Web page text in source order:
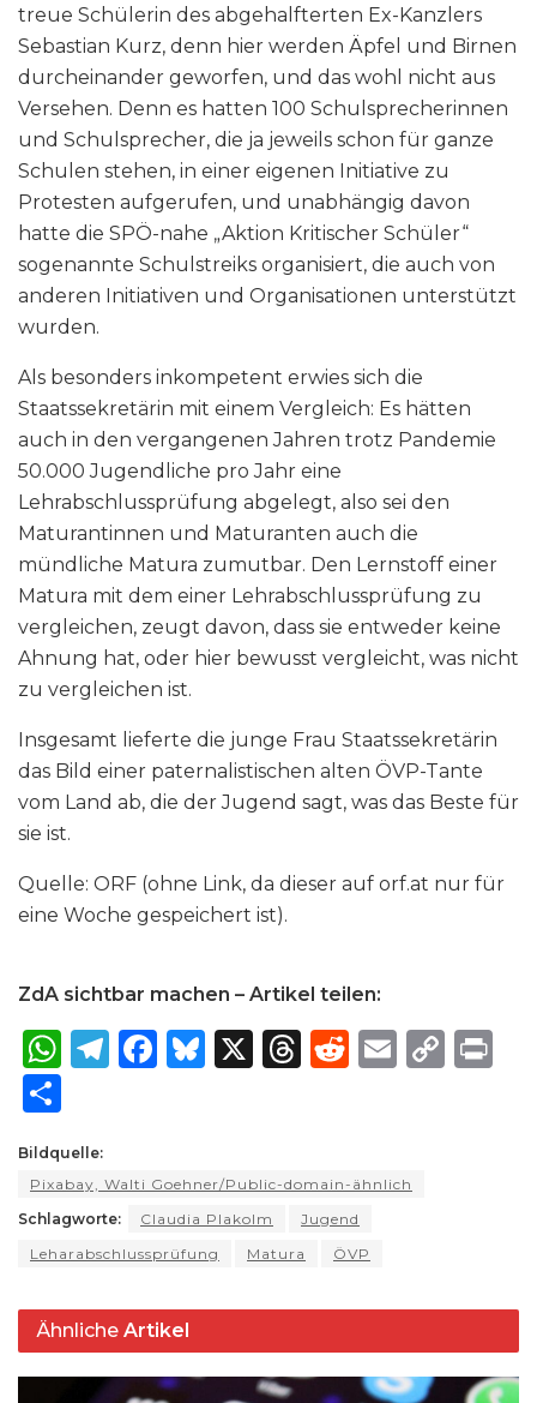
treue Schülerin des abgehalfterten Ex-Kanzlers
Sebastian Kurz, denn hier werden Äpfel und Birnen
durcheinander geworfen, und das wohl nicht aus
Versehen. Denn es hatten 100 Schulsprecherinnen
und Schulsprecher, die ja jeweils schon für ganze
Schulen stehen, in einer eigenen Initiative zu
Protesten aufgerufen, und unabhängig davon
hatte die SPÖ-nahe „Aktion Kritischer Schüler“
sogenannte Schulstreiks organisiert, die auch von
anderen Initiativen und Organisationen unterstützt
wurden.
Als besonders inkompetent erwies sich die
Staatssekretärin mit einem Vergleich: Es hätten
auch in den vergangenen Jahren trotz Pandemie
50.000 Jugendliche pro Jahr eine
Lehrabschlussprüfung abgelegt, also sei den
Maturantinnen und Maturanten auch die
mündliche Matura zumutbar. Den Lernstoff einer
Matura mit dem einer Lehrabschlussprüfung zu
vergleichen, zeugt davon, dass sie entweder keine
Ahnung hat, oder hier bewusst vergleicht, was nicht
zu vergleichen ist.
Insgesamt lieferte die junge Frau Staatssekretärin
das Bild einer paternalistischen alten ÖVP-Tante
vom Land ab, die der Jugend sagt, was das Beste für
sie ist.
Quelle: ORF (ohne Link, da dieser auf orf​.at nur für
eine Woche gespeichert ist).
ZdA sichtbar machen – Artikel teilen:
W
ts
A
p
T
ra
m
F
b
o
k
B
k
y
X
T
d
s
R
t
E
C
ar
e
Bildquelle:
Pixabay, Walti Goehner/Public-domain-ähnlich
Schlagworte:
Claudia Plakolm
Jugend
Leharabschlussprüfung
Matura ÖVP
Ähnliche Artikel